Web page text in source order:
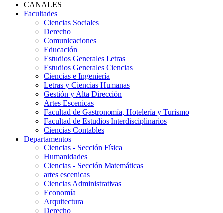
CANALES
Facultades
Ciencias Sociales
Derecho
Comunicaciones
Educación
Estudios Generales Letras
Estudios Generales Ciencias
Ciencias e Ingeniería
Letras y Ciencias Humanas
Gestión y Alta Dirección
Artes Escenicas
Facultad de Gastronomía, Hotelería y Turismo
Facultad de Estudios Interdisciplinarios
Ciencias Contables
Departamentos
Ciencias - Sección Física
Humanidades
Ciencias - Sección Matemáticas
artes escenicas
Ciencias Administrativas
Economía
Arquitectura
Derecho